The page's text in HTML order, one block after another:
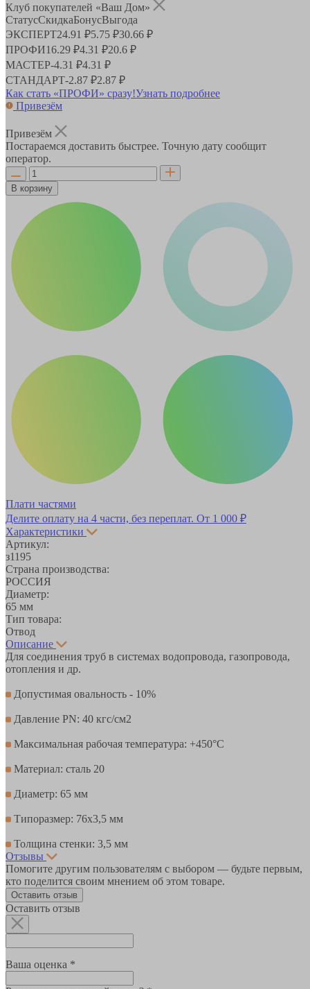
Клуб покупателей «Ваш Дом»
СтатусСкидкаБонусВыгода
ЭКСПЕРТ24.91 ₽5.75 ₽30.66 ₽
ПРОФИ16.29 ₽4.31 ₽20.6 ₽
МАСТЕР-4.31 ₽4.31 ₽
СТАНДАРТ-2.87 ₽2.87 ₽
Как стать «ПРОФИ» сразу!Узнать подробнее
Привезём
Привезём
Постараемся доставить быстрее. Точную дату сообщит
оператор.
В корзину
Плати частями
Делите оплату на 4 части, без переплат. От 1 000 ₽
Характеристики
Артикул:
з1195
Страна производства:
РОССИЯ
Диаметр:
65 мм
Тип товара:
Отвод
Описание
Для соединения труб в системах водопровода, газопровода,
отопления и др.
Допустимая овальность - 10%
Давление PN: 40 кгс/см2
Максимальная рабочая температура: +450°С
Материал: сталь 20
Диаметр: 65 мм
Типоразмер: 76х3,5 мм
Толщина стенки: 3,5 мм
Отзывы
Помогите другим пользователям с выбором — будьте первым,
кто поделится своим мнением об этом товаре.
Оставить отзыв
Оставить отзыв
Ваша оценка *